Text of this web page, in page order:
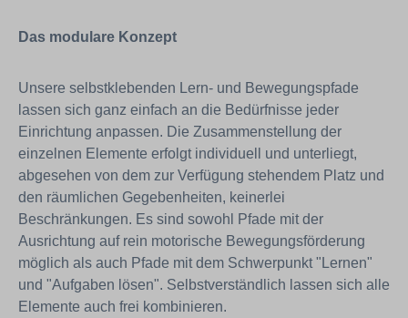
Das modulare Konzept
Unsere selbstklebenden Lern- und Bewegungspfade
lassen sich ganz einfach an die Bedürfnisse jeder
Einrichtung anpassen. Die Zusammenstellung der
einzelnen Elemente erfolgt individuell und unterliegt,
abgesehen von dem zur Verfügung stehendem Platz und
den räumlichen Gegebenheiten, keinerlei
Beschränkungen. Es sind sowohl Pfade mit der
Ausrichtung auf rein motorische Bewegungsförderung
möglich als auch Pfade mit dem Schwerpunkt "Lernen"
und "Aufgaben lösen". Selbstverständlich lassen sich alle
Elemente auch frei kombinieren.